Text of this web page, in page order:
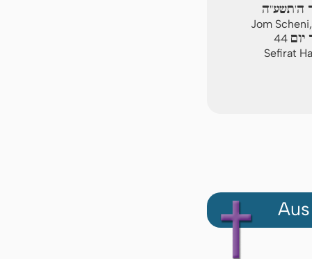
ה'תשע"ה
Jom
44
Sefirat